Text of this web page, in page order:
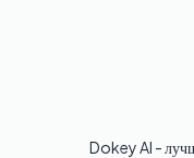
Dokey AI -